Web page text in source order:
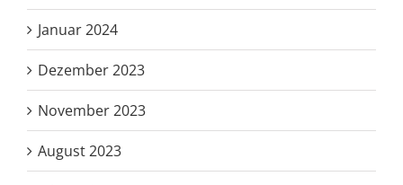
Januar 2024
Dezember 2023
November 2023
August 2023